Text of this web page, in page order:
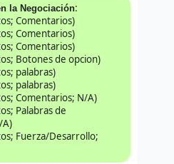
la Negociación:
Comentarios)
Comentarios)
Comentarios)
Botones de opcion)
palabras)
palabras)
Comentarios; N/A)
Palabras de
Fuerza/Desarrollo;